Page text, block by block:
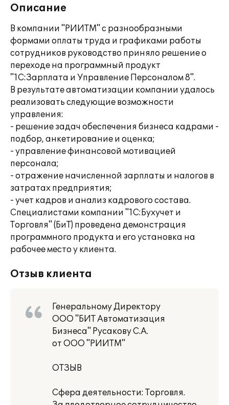
Описание
В компании "РИИТМ" с разнообразными
формами оплаты труда и графиками работы
сотрудников руководство приняло решение о
переходе на программный продукт
"1С:Зарплата и Управление Персоналом 8".
В результате автоматизации компании удалось
реализовать следующие возможности
управления:
- решение задач обеспечения бизнеса кадрами -
подбор, анкетирование и оценка;
- управление финансовой мотивацией
персонала;
- отражение начисленной зарплаты и налогов в
затратах предприятия;
- учет кадров и анализ кадрового состава.
Специалистами компании "1С:Бухучет и
Торговля" (БиТ) проведена демонстрация
программного продукта и его установка на
рабочее место у клиента.
Отзыв клиента
Генеральному Директору
ООО "БИТ Автоматизация
Бизнеса" Русакову С.А.
от ООО "РИИТМ"
ОТЗЫВ
Сфера деятельности: Торговля.